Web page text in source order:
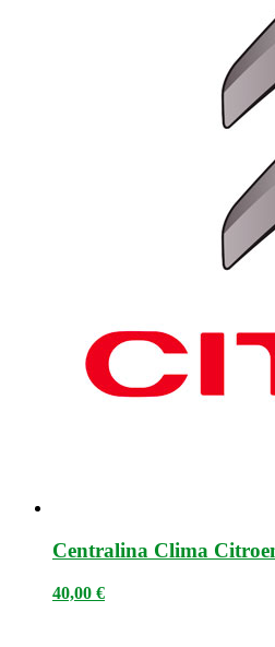
Centralina Clima
40,00 €